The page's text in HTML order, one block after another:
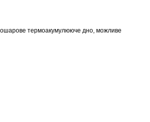
термоакумулююче дно, можливе